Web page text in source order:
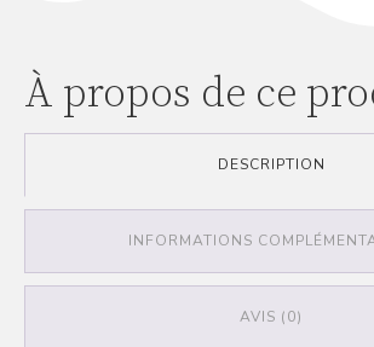
À propos de ce
DESCRIPTION
INFORMATIONS
AVIS (0)